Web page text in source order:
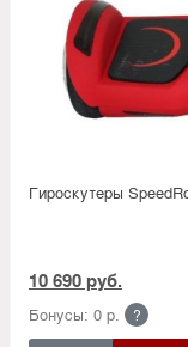
Гироскутеры
10 690 руб.
Бонусы: 0 р. ?